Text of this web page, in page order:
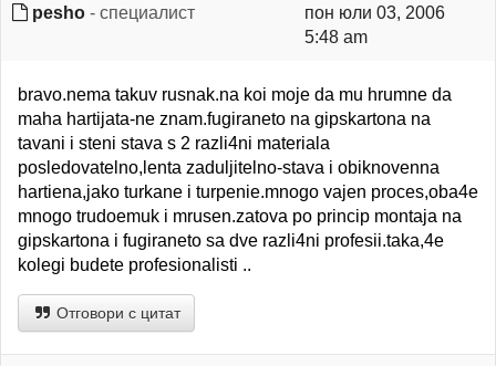
pesho - специалист
пон юли 03, 2006
5:48 am
bravo.nema takuv rusnak.na koi moje da mu hrumne da
maha hartijata-ne znam.fugiraneto na gipskartona na
tavani i steni stava s 2 razli4ni materiala
posledovatelno,lenta zaduljitelno-stava i obiknovenna
hartiena,jako turkane i turpenie.mnogo vajen proces,oba4e
mnogo trudoemuk i mrusen.zatova po princip montaja na
gipskartona i fugiraneto sa dve razli4ni profesii.taka,4e
kolegi budete profesionalisti ..
Отговори с цитат